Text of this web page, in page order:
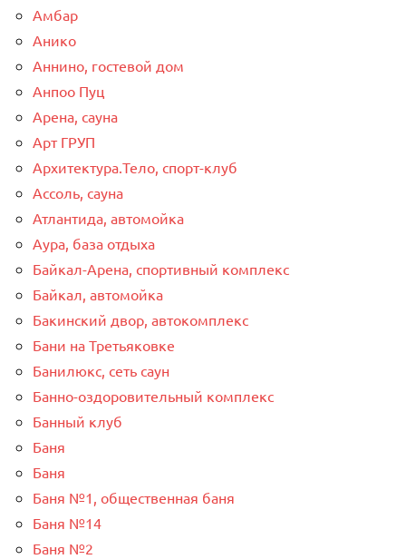
Амбар
Анико
Аннино, гостевой дом
Анпоо Пуц
Арена, сауна
Арт ГРУП
Архитектура.Тело, спорт-клуб
Ассоль, сауна
Атлантида, автомойка
Аура, база отдыха
Байкал-Арена, спортивный комплекс
Байкал, автомойка
Бакинский двор, автокомплекс
Бани на Третьяковке
Банилюкс, сеть саун
Банно-оздоровительный комплекс
Банный клуб
Баня
Баня
Баня №1, общественная баня
Баня №14
Баня №2